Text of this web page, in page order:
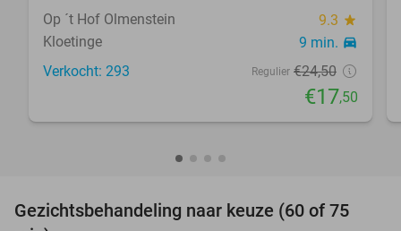
Op ´t Hof Olmenstein
9.3 star
Kloetinge 9 min. directions_car
Verkocht: 293 Regulier €24,50
€17,50
52%
Gezichtsbehandeling naar keuze (60 of 75